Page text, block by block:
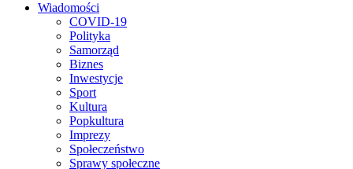
Wiadomości
COVID-19
Polityka
Samorząd
Biznes
Inwestycje
Sport
Kultura
Popkultura
Imprezy
Społeczeństwo
Sprawy społeczne